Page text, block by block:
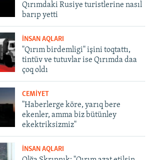
Qırımdaki Rusiye turistlerine nasıl
barıp yetti
İNSAN AQLARI
"Qırım birdemligi" işini toqtattı,
tintüv ve tutuvlar ise Qırımda daa
çoq oldı
CEMİYET
"Haberlerge köre, yarıq bere
ekenler, amma biz bütünley
ekektriksizmiz"
İNSAN AQLARI